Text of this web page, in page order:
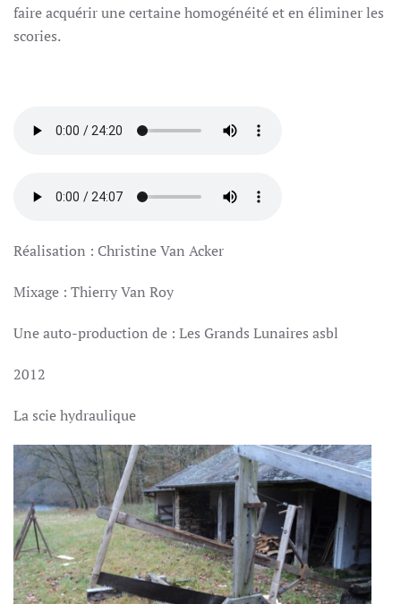
faire acquérir une certaine homogénéité et en éliminer les
scories.
Réalisation : Christine Van Acker
Mixage : Thierry Van Roy
Une auto-production de : Les Grands Lunaires asbl
2012
La scie hydraulique